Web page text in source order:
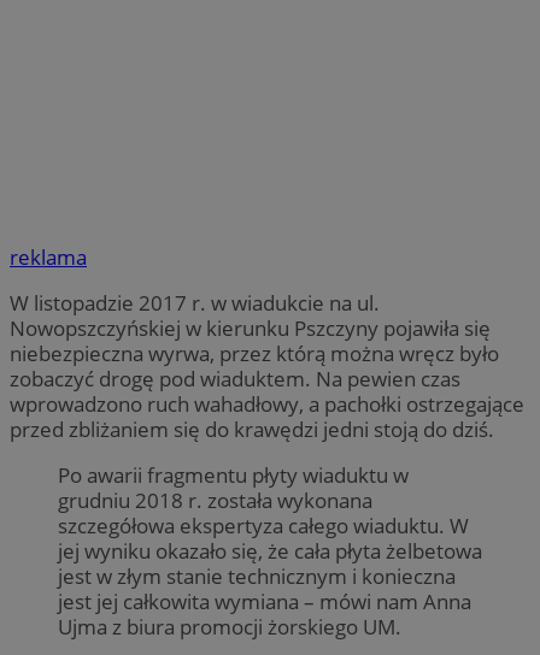
reklama
W listopadzie 2017 r. w wiadukcie na ul.
Nowopszczyńskiej w kierunku Pszczyny pojawiła się
niebezpieczna wyrwa, przez którą można wręcz było
zobaczyć drogę pod wiaduktem. Na pewien czas
wprowadzono ruch wahadłowy, a pachołki ostrzegające
przed zbliżaniem się do krawędzi jedni stoją do dziś.
Po awarii fragmentu płyty wiaduktu w
grudniu 2018 r. została wykonana
szczegółowa ekspertyza całego wiaduktu. W
jej wyniku okazało się, że cała płyta żelbetowa
jest w złym stanie technicznym i konieczna
jest jej całkowita wymiana – mówi nam Anna
Ujma z biura promocji żorskiego UM.